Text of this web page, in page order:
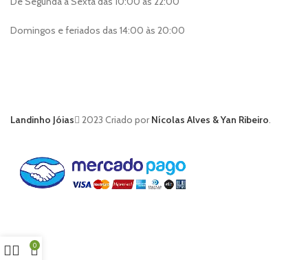
Domingos e feriados das 14:00 às 20:00
Landinho Jóias 2023 Criado porNícolas Alves & Yan Ribeiro.
0